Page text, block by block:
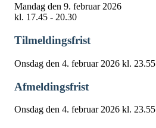
Mandag den 9. februar 2026
kl. 17.45 - 20.30
Tilmeldingsfrist
Onsdag den 4. februar 2026 kl. 23.55
Afmeldingsfrist
Onsdag den 4. februar 2026 kl. 23.55